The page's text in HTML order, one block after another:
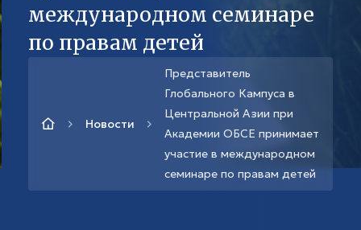
международном семинаре
по правам детей
Новости
Представитель
Глобального Кампуса в
Центральной Азии при
Академии ОБСЕ принимает
участие в международном
семинаре по правам детей